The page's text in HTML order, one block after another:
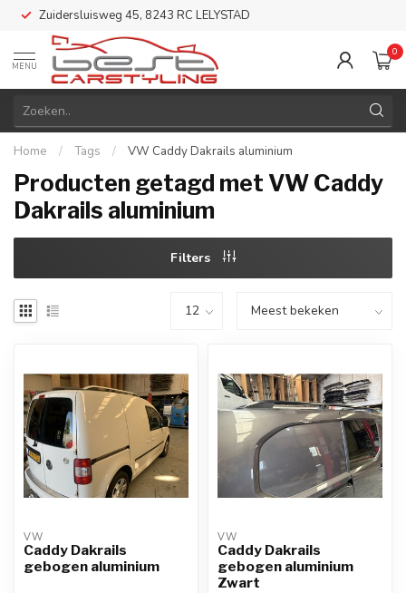
Zuidersluisweg 45, 8243 RC LELYSTAD
MENU
0
Home / Tags / VW Caddy Dakrails aluminium
Producten getagd met VW Caddy
Dakrails aluminium
Filters
VW
Caddy Dakrails
gebogen aluminium
VW
Caddy Dakrails
gebogen aluminium
Zwart